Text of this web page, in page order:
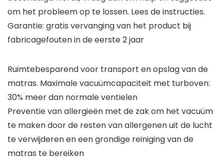
om het probleem op te lossen. Lees de instructies.
Garantie: gratis vervanging van het product bij
fabricagefouten in de eerste 2 jaar
Ruimtebesparend voor transport en opslag van de
matras. Maximale vacuümcapaciteit met turboven:
30% meer dan normale ventielen
Preventie van allergieën met de zak om het vacuüm
te maken door de resten van allergenen uit de lucht
te verwijderen en een grondige reiniging van de
matras te bereiken